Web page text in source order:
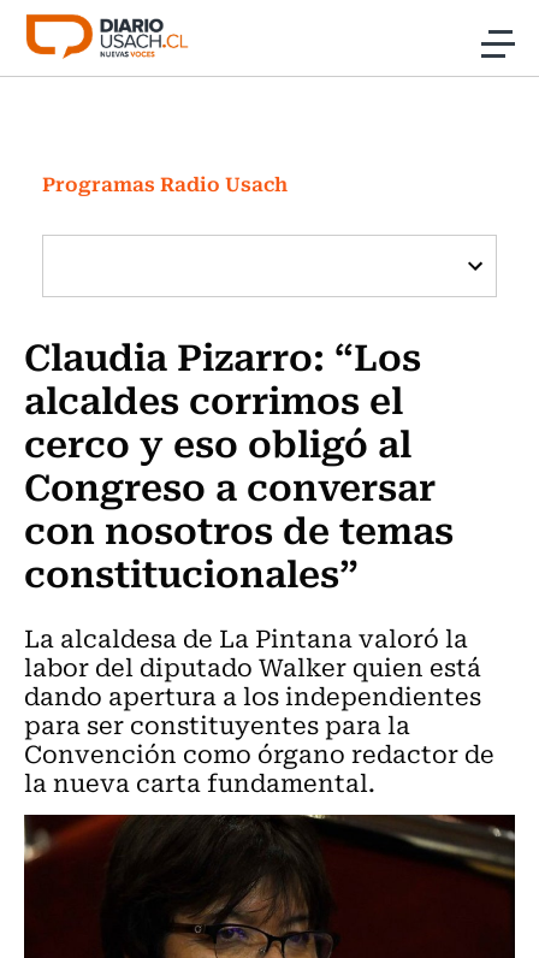
Click acá para ir directamente al contenido
Investigación
Cultura
Programas Radio y TV Usach
Programas Radio Usach
Claudia Pizarro: “Los
alcaldes corrimos el
cerco y eso obligó al
Congreso a conversar
con nosotros de temas
constitucionales”
La alcaldesa de La Pintana valoró la
labor del diputado Walker quien está
dando apertura a los independientes
para ser constituyentes para la
Convención como órgano redactor de
la nueva carta fundamental.